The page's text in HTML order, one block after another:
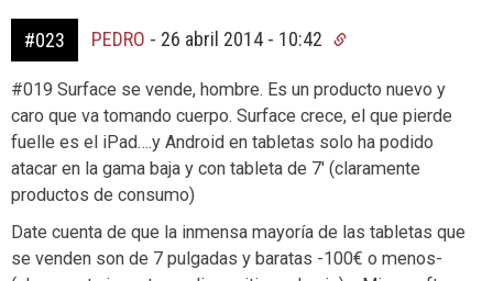
#023 PEDRO - 26 abril 2014 - 10:42
#019 Surface se vende, hombre. Es un producto nuevo y
caro que va tomando cuerpo. Surface crece, el que pierde
fuelle es el iPad….y Android en tabletas solo ha podido
atacar en la gama baja y con tableta de 7′ (claramente
productos de consumo)
Date cuenta de que la inmensa mayoría de las tabletas que
se venden son de 7 pulgadas y baratas -100€ o menos-